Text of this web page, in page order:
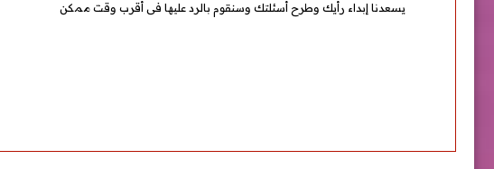
يسعدنا إبداء رأيك وطرح أسئلتك وسنقوم بالرد عليها فى أقرب وقت ممكن